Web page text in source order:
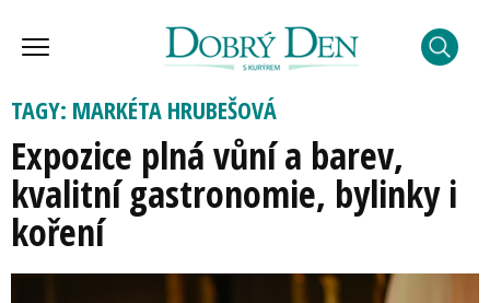
TAGY: MARKÉTA HRUBEŠOVÁ
Expozice plná vůní a barev,
kvalitní gastronomie, bylinky i
koření